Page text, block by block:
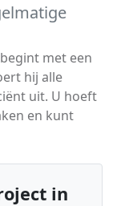
met een
hij alle
uit. U hoeft
en kunt
in